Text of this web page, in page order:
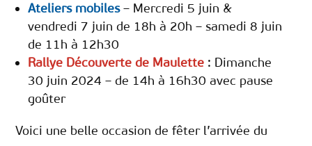
Ateliers mobiles– Mercredi 5 juin &
vendredi 7 juin de 18h à 20h – samedi 8 juin
de 11h à 12h30
Rallye Découverte de Maulette : Dimanche
30 juin 2024 – de 14h à 16h30 avec pause
goûter
Voici une belle occasion de fêter l’arrivée du